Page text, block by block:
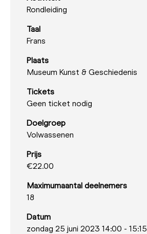
Rondleiding
Taal
Frans
Plaats
Museum Kunst & Geschiedenis
Tickets
Geen ticket nodig
Doelgroep
Volwassenen
Prijs
€22.00
Maximumaantal deelnemers
18
Datum
zondag 25 juni 2023 14:00 - 15:15